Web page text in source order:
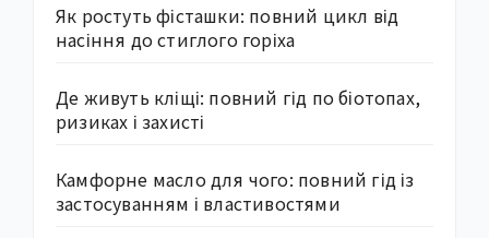
Як ростуть фісташки: повний цикл від
насіння до стиглого горіха
Де живуть кліщі: повний гід по біотопах,
ризиках і захисті
Камфорне масло для чого: повний гід із
застосуванням і властивостями